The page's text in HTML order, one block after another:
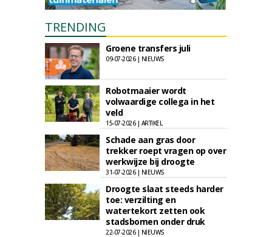
TRENDING
Groene transfers juli
09-07-2026 | NIEUWS
Robotmaaier wordt
volwaardige collega in het
veld
15-07-2026 | ARTIKEL
Schade aan gras door
trekker roept vragen op over
werkwijze bij droogte
31-07-2026 | NIEUWS
Droogte slaat steeds harder
toe: verzilting en
watertekort zetten ook
stadsbomen onder druk
22-07-2026 | NIEUWS